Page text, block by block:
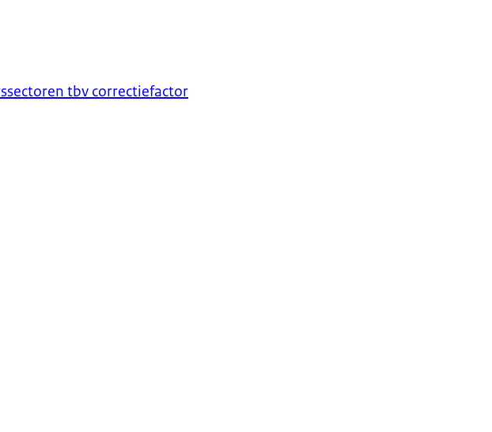
tbv correctiefactor